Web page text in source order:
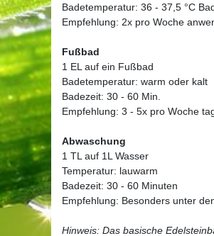
Badetemperatur: 36 - 37,5 °C
Empfehlung: 2x pro Woche
Fußbad
1 EL auf ein Fußbad
Badetemperatur: warm oder kalt
Badezeit: 30 - 60 Min.
Empfehlung: 3 - 5x pro Woche
Abwaschung
1 TL auf 1L Wasser
Temperatur: lauwarm
Badezeit: 30 - 60 Minuten
Empfehlung: Besonders unter
Hinweis: Das basische